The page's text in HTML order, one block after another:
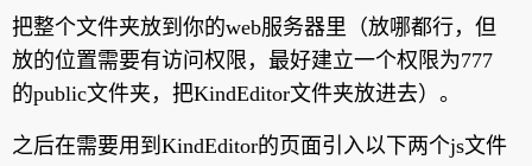
把整个文件夹放到你的web服务器里（放哪都行，但
放的位置需要有访问权限，最好建立一个权限为777
的public文件夹，把KindEditor文件夹放进去）。
之后在需要用到KindEditor的页面引入以下两个js文件